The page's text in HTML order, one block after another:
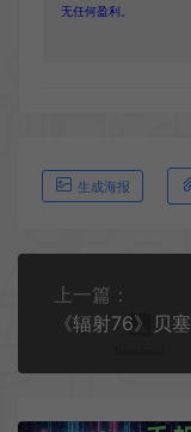
无任何盈利。
生成海报
上一篇：